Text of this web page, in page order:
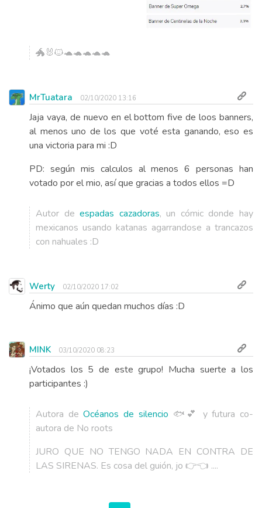
🐲🐰🐱🐢🐢🐢🐢🐢
MrTuatara 02/10/2020 13:16
Jaja vaya, de nuevo en el bottom five de loos banners,
al menos uno de los que voté esta ganando, eso es
una victoria para mi :D
PD: según mis calculos al menos 6 personas han
votado por el mio, así que gracias a todos ellos =D
Autor deespadas cazadoras, un cómic donde hay
mexicanos usando katanas agarrandose a trancazos
con nahuales :D
Werty 02/10/2020 17:02
Ánimo que aún quedan muchos días :D
MINK 03/10/2020 08:23
¡Votados los 5 de este grupo! Mucha suerte a los
participantes :)
Autora deOcéanos de silencio 🐟💕 y futura co-
autora de No roots
JURO QUE NO TENGO NADA EN CONTRA DE
LAS SIRENAS. Es cosa del guión, jo 👉👈 ....